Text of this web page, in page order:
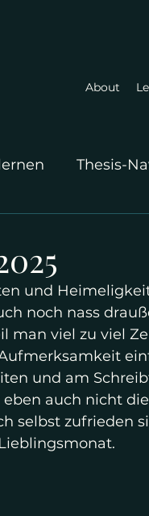
About
Thesis-
und
noch nass
man viel zu viel
und am
auch nicht
selbst zufrieden